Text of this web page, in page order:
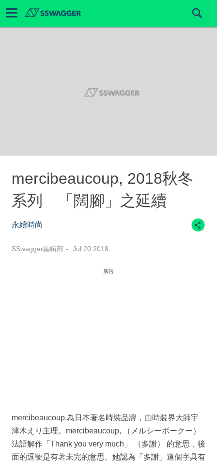
mercibeaucoup, 2018秋冬
系列 「闊腳」之延續
永續時尚
SSwagger編輯部 Jul 20 2018
廣告
mercibeaucoup,為日本著名時裝品牌，由時裝界大師宇
津木えり主理。mercibeaucoup, （メルシーボークー）
法語解作「Thank you very much」 （多謝） 的意思，後
面的逗號是有著未完的意思。她認為「多謝」這個字具有